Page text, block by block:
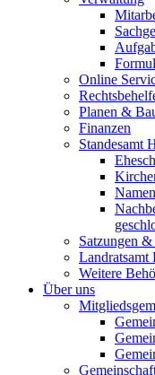
Online
Planen &
Finanzen
Standesamt
Satzungen
Landratsamt
Weitere
Über uns